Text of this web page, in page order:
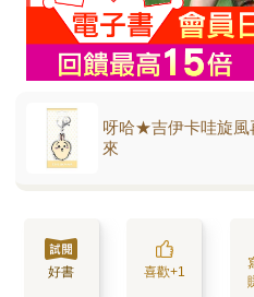
呀哈★吉伊卡哇旋風
來
好書 喜歡+1